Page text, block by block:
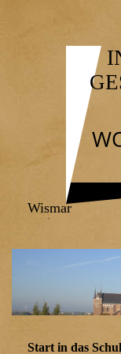
Wismar
Start in das